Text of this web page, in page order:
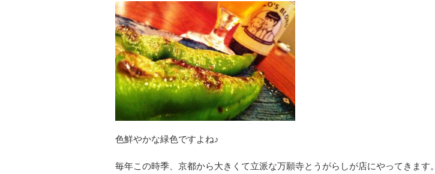
色鮮やかな緑色ですよね♪
毎年この時季、京都から大きくて立派な万願寺とうがらしが店にやってきます。